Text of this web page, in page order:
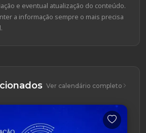
e eventual atualização do conteúdo.
a informação sempre o mais precisa
Ver calendário completo